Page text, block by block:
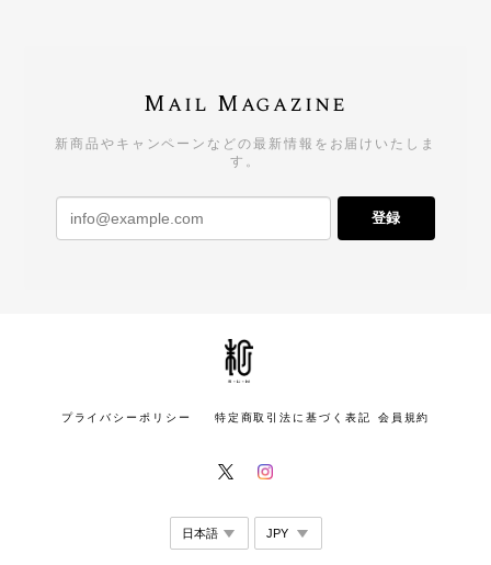
Mail Magazine
新商品やキャンペーンなどの最新情報をお届けいたしま
す。
登録
プライバシーポリシー 特定商取引法に基づく表記 会員規約